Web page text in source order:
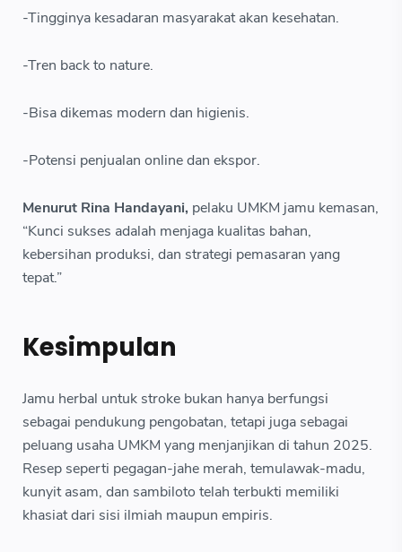
-Tingginya kesadaran masyarakat akan kesehatan.
-Tren back to nature.
-Bisa dikemas modern dan higienis.
-Potensi penjualan online dan ekspor.
Menurut Rina Handayani, pelaku UMKM jamu kemasan,
“Kunci sukses adalah menjaga kualitas bahan,
kebersihan produksi, dan strategi pemasaran yang
tepat.”
Kesimpulan
Jamu herbal untuk stroke bukan hanya berfungsi
sebagai pendukung pengobatan, tetapi juga sebagai
peluang usaha UMKM yang menjanjikan di tahun 2025.
Resep seperti pegagan-jahe merah, temulawak-madu,
kunyit asam, dan sambiloto telah terbukti memiliki
khasiat dari sisi ilmiah maupun empiris.